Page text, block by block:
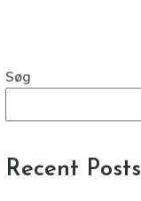
Søg
Recent Posts